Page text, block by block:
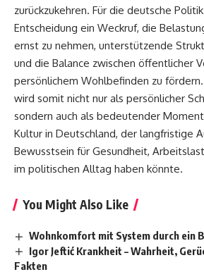
zurückzukehren. Für die deutsche
Entscheidung ein Weckruf, die
ernst zu nehmen, unterstützende
und die Balance zwischen öffentlicher
persönlichem Wohlbefinden zu fördern.
wird somit nicht nur als persönlicher
sondern auch als bedeutender
Kultur in Deutschland, der langfristige
Bewusstsein für Gesundheit,
im politischen Alltag haben könnte.
You Might Also Like
Wohnkomfort mit System durch ein
Igor Jeftić Krankheit – Wahrheit,
Fakten